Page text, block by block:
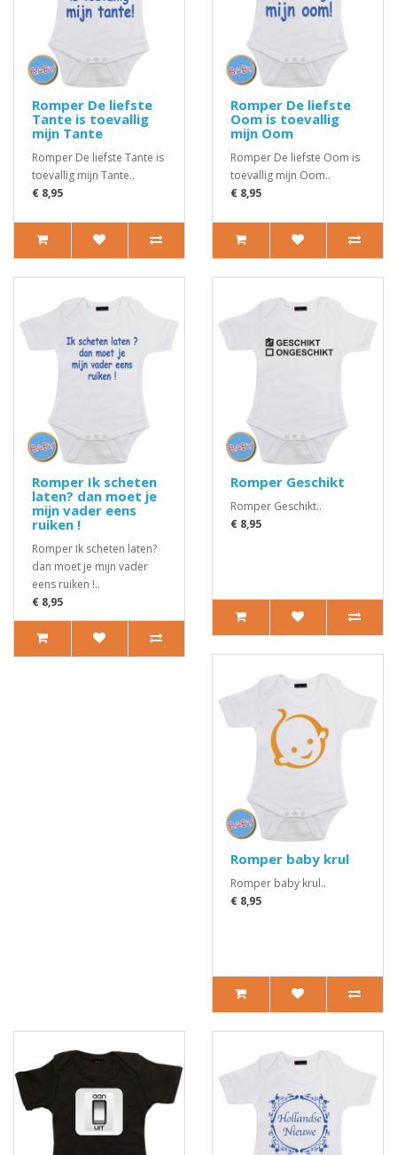
Romper De liefste
Tante is toevallig
mijn Tante
Romper De liefste Tante is
toevallig mijn Tante..
€ 8,95
Romper De liefste
Oom is toevallig
mijn Oom
Romper De liefste Oom is
toevallig mijn Oom..
€ 8,95
Romper Ik scheten
laten? dan moet je
mijn vader eens
ruiken !
Romper Ik scheten laten?
dan moet je mijn vader
eens ruiken !..
€ 8,95
Romper Geschikt
Romper Geschikt..
€ 8,95
Romper baby krul
Romper baby krul..
€ 8,95